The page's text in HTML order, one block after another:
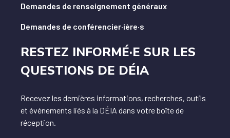
Demandes de renseignement généraux
Demandes de conférencier·ière·s
RESTEZ INFORMÉ·E SUR LES
QUESTIONS DE DÉIA
Recevez les dernières informations, recherches, outils
et événements liés à la DÉIA dans votre boîte de
réception.